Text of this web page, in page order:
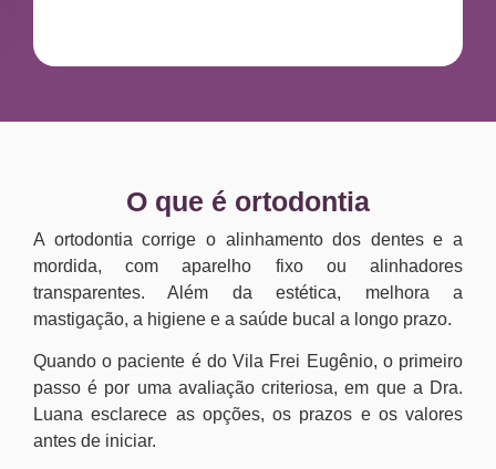
O que é ortodontia
A ortodontia corrige o alinhamento dos dentes e a
mordida, com aparelho fixo ou alinhadores
transparentes. Além da estética, melhora a
mastigação, a higiene e a saúde bucal a longo prazo.
Quando o paciente é do Vila Frei Eugênio, o primeiro
passo é por uma avaliação criteriosa, em que a Dra.
Luana esclarece as opções, os prazos e os valores
antes de iniciar.